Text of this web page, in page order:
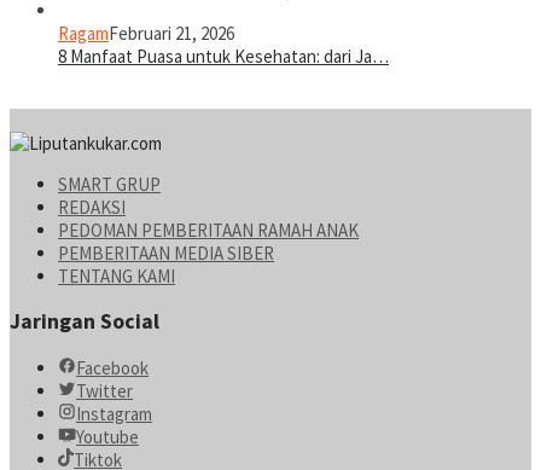
RagamFebruari 21, 2026
8 Manfaat Puasa untuk Kesehatan: dari Ja…
SMART GRUP
REDAKSI
PEDOMAN PEMBERITAAN RAMAH ANAK
PEMBERITAAN MEDIA SIBER
TENTANG KAMI
Jaringan Social
Facebook
Twitter
Instagram
Youtube
Tiktok